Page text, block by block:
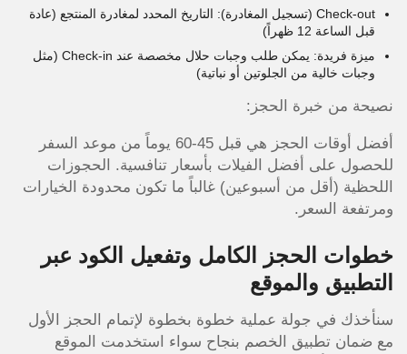
Check-out (تسجيل المغادرة): التاريخ المحدد لمغادرة المنتجع (عادة
قبل الساعة 12 ظهراً)
ميزة فريدة: يمكن طلب وجبات حلال مخصصة عند Check-in (مثل
وجبات خالية من الجلوتين أو نباتية)
نصيحة من خبرة الحجز:
أفضل أوقات الحجز هي قبل 45-60 يوماً من موعد السفر
للحصول على أفضل الفيلات بأسعار تنافسية. الحجوزات
اللحظية (أقل من أسبوعين) غالباً ما تكون محدودة الخيارات
ومرتفعة السعر.
خطوات الحجز الكامل وتفعيل الكود عبر
التطبيق والموقع
سنأخذك في جولة عملية خطوة بخطوة لإتمام الحجز الأول
مع ضمان تطبيق الخصم بنجاح سواء استخدمت الموقع